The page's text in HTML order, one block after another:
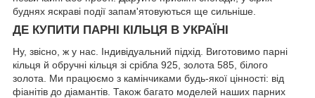
буднях яскраві події запам'ятовуються ще сильніше.
ДЕ КУПИТИ ПАРНІ КІЛЬЦЯ В УКРАЇНІ
Ну, звісно, ж у нас. Індивідуальний підхід. Виготовимо парні
кільця й обручні кільця зі срібла 925, золота 585, білого
золота. Ми працюємо з камінчиками будь-якої цінності: від
фіанітів до діамантів. Також багато моделей наших парних